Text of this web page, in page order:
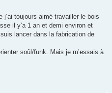
j’ai toujours aimé travailler le bois
il y’a 1 an et demi environ et
lancer dans la fabrication de
soûl/funk. Mais je m’essais à